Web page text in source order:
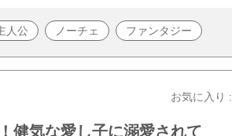
人公 ノーチェ ファンタジー
お気に入り
健気な愛し子に溺愛されて